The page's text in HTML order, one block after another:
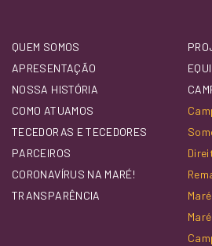
QUEM SOMOS
APRESENTAÇÃO
NOSSA HISTÓRIA
COMO ATUAMOS
TECEDORAS E TECEDORES
PARCEIROS
CORONAVÍRUS NA MARÉ!
TRANSPARÊNCIA